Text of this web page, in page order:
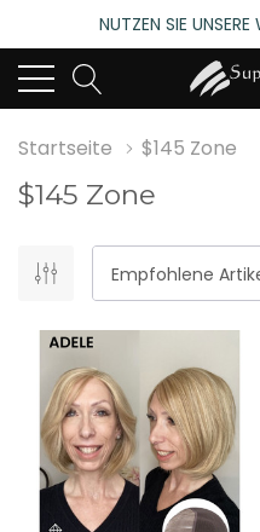
NUTZEN SIE
4.6
(485
NUTZEN SIE UNSERE
Startseite $145 Zone
$145 Zone